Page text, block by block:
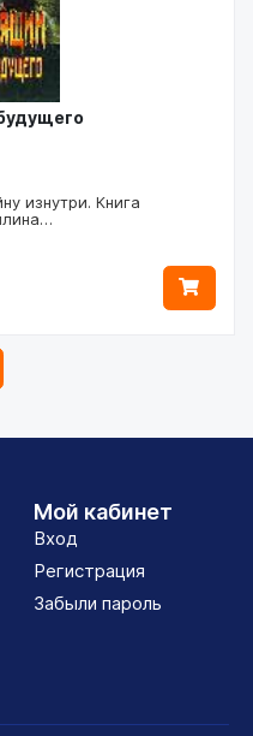
изнутри. Книга
Мой кабинет
Вход
Регистрация
Забыли пароль